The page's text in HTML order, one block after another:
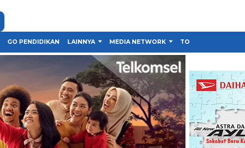
GO PENDIDIKAN LAINNYA MEDIA NETWORK TOKO